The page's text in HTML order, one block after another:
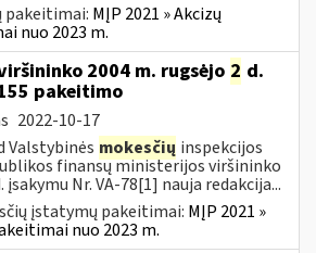
pakeitimai: MĮP 2021 » Akcizų
nuo 2023 m.
2004 m. rugsėjo 2 d.
pakeitimo
2022-10-17
Valstybinės mokesčių inspekcijos
finansų ministerijos viršininko
įsakymu Nr. VA-78[1] nauja redakcija...
įstatymų pakeitimai: MĮP 2021 »
nuo 2023 m.